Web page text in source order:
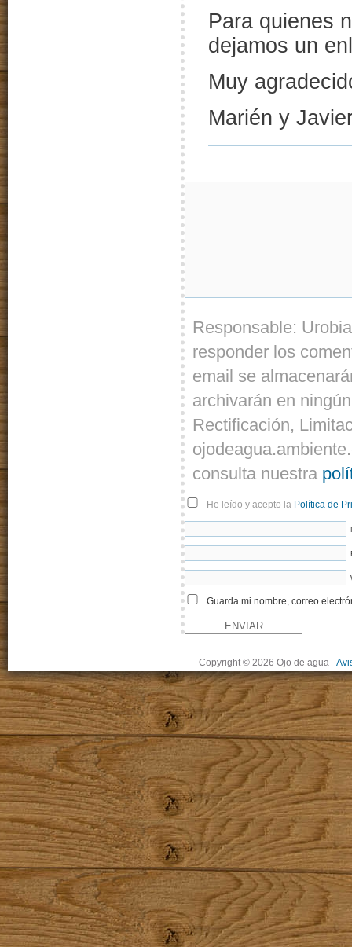
Para quienes
dejamos un
Muy
Marién y
Responsable:
responder los
email se
archivarán en
Rectificación,
consulta nuestra
He leído y acepto la Política de
Guarda mi nombre, correo
Copyright © 2026 Ojo de agua -